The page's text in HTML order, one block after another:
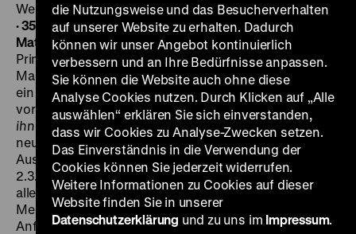
Weissmuller, C. Aubrey Smith, Maureen O'Sullivan, 100‘
· 35 mm, OF FR 03.07. um 21 Uhr·Einführung: Stefanie
Mathilde Frank Tarzanwar am 9.1.1933 im Berliner
Primus Palast gestartet, also noch vor der
Machtübernahme der Nationalsozialisten. Als der Film
ein gutes Jahr später erneut der Oberprüfstelle
vorgelegt wurde, hatte ihn bereits jeder gesehen, der
ihn hatte sehen wollen. Es ging lediglich darum, mit der
neuen Filmgesetzgebung ein Exempel zu statuieren.
Aus dem Protokoll der Zensurentscheidung vom
2.3.1934: „Im nationalsozialistischen Staate werde mit
allen Kräften daran gearbeitet, in der öffentlichen
Meinung für eine Gattenwahl unter höchsten
Anforderungen das Verantwortungsbewußtsein zu
die Nutzungsweise und das Besucherverhalten
auf unserer Website zu erhalten. Dadurch
können wir unser Angebot kontinuierlich
verbessern und an Ihre Bedürfnisse anpassen.
Sie können die Website auch ohne diese
Analyse Cookies nutzen. Durch Klicken auf „Alle
auswählen“ erklären Sie sich einverstanden,
dass wir Cookies zu Analyse-Zwecken setzen.
Das Einverständnis in die Verwendung der
Cookies können Sie jederzeit widerrufen.
Weitere Informationen zu Cookies auf dieser
Website finden Sie in unserer
Datenschutzerklärung und zu uns im Impressum.